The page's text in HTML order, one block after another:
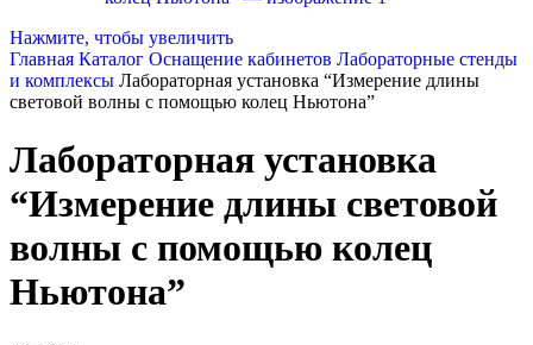
Нажмите, чтобы увеличить
Главная Каталог Оснащение кабинетов Лабораторные стенды
и комплексы Лабораторная установка “Измерение длины
световой волны с помощью колец Ньютона”
Лабораторная установка
“Измерение длины световой
волны с помощью колец
Ньютона”